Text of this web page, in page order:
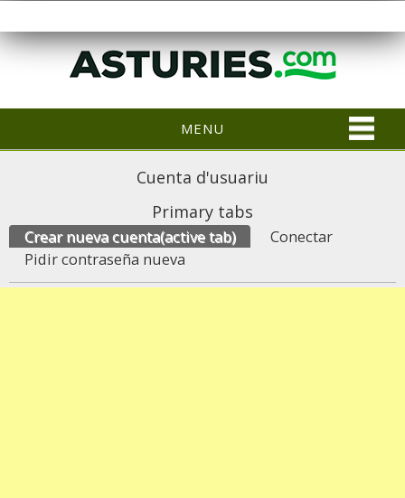
MENU
Cuenta d'usuariu
Primary tabs
Crear nueva cuenta(active tab)
Conectar
Pidir contraseña nueva